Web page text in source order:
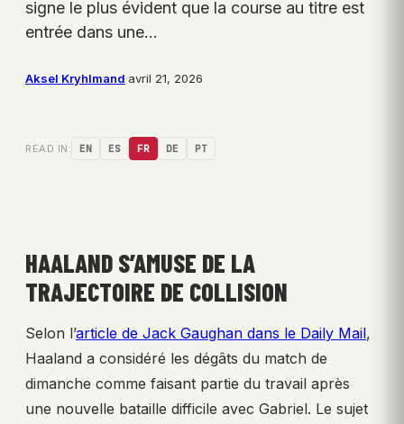
signe le plus évident que la course au titre est
entrée dans une…
Aksel Kryhlmand·avril 21, 2026
READ IN: EN ES FR DE PT
HAALAND S’AMUSE DE LA
TRAJECTOIRE DE COLLISION
Selon l’article de Jack Gaughan dans le Daily Mail,
Haaland a considéré les dégâts du match de
dimanche comme faisant partie du travail après
une nouvelle bataille difficile avec Gabriel. Le sujet